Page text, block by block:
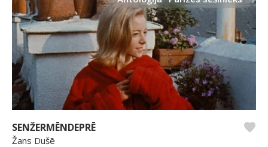
SENŽERMĒNDEPRĒ
Žans Dušē